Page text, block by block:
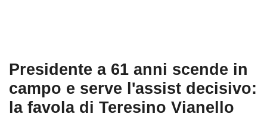
Presidente a 61 anni scende in
campo e serve l'assist decisivo:
la favola di Teresino Vianello